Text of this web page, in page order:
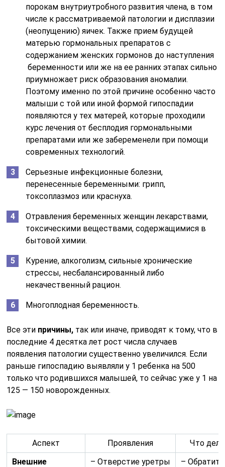
порокам внутриутробного развития члена, в том
числе к рассматриваемой патологии и дисплазии
(неопущению) яичек. Также прием будущей
матерью гормональных препаратов с
содержанием женских гормонов до наступления
беременности или же на ее ранних этапах сильно
приумножает риск образования аномалии.
Поэтому именно по этой причине особенно часто
малыши с той или иной формой гипоспадии
появляются у тех матерей, которые проходили
курс лечения от бесплодия гормональными
препаратами или же забеременели при помощи
современных технологий.
Серьезные инфекционные болезни,
перенесенные беременными: грипп,
токсоплазмоз или краснуха.
Отравления беременных женщин лекарствами,
токсическими веществами, содержащимися в
бытовой химии.
Курение, алкоголизм, сильные хронические
стрессы, несбалансированный либо
некачественный рацион.
Многоплодная беременность.
Все эти причины, так или иначе, приводят к тому, что в
последние 4 десятка лет рост числа случаев
появления патологии существенно увеличился. Если
раньше гипоспадию выявляли у 1 ребенка на 500
только что родившихся малышей, то сейчас уже у 1 на
125 — 150 новорожденных.
Аспект Проявления
Что
Внешние
– Отверстие уретры
–